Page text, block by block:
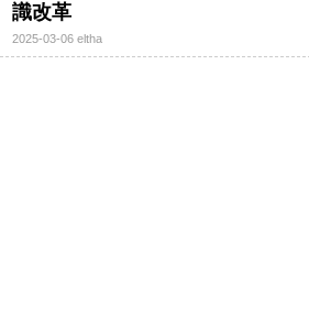
識改革
2025-03-06eltha